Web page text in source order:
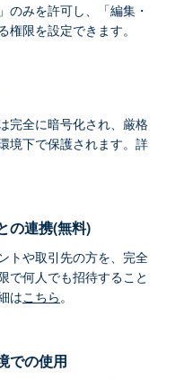
のみを許可し、「編集・
権限を設定できます。
完全に暗号化され、厳格
境下で保護されます。詳
の連携(無料)
トや取引先の方を、完全
で何人でも招待すること
はこちら。
での使用